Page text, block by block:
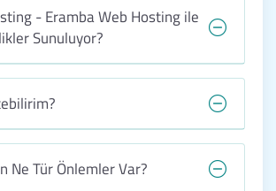
- Eramba Web Hosting ile
Sunuluyor?
Ne Tür Önlemler Var?